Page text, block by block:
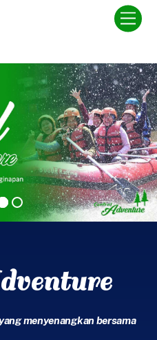
menyenangkan bersama